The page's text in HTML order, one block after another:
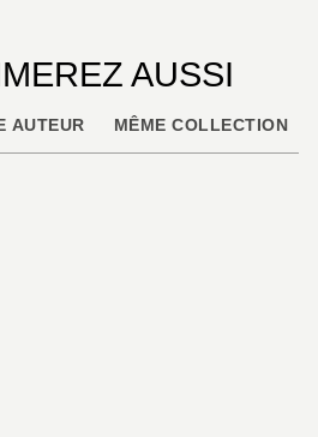
AUSSI
AUTEUR MÊME COLLECTION